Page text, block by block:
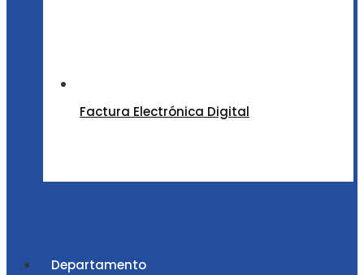
Factura Electrónica Digital
Departamento